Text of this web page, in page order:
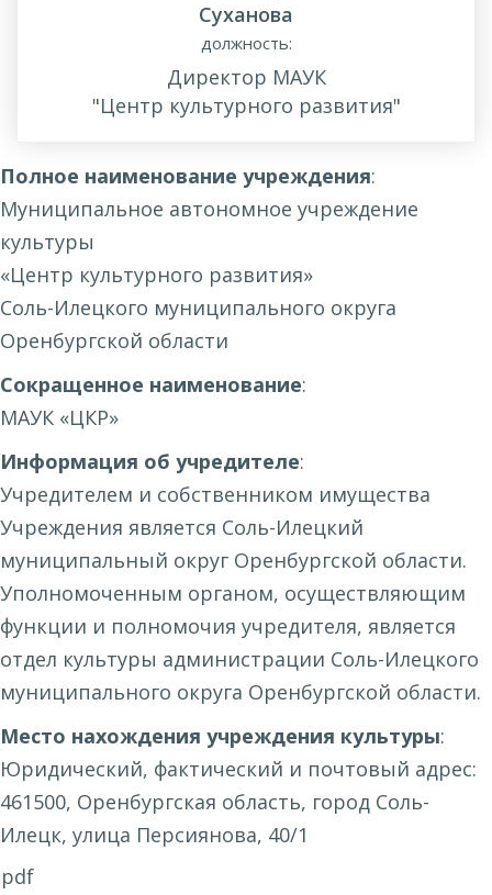
Суханова
должность:
Директор МАУК
"Центр культурного развития"
Полное наименование учреждения:
Муниципальное автономное учреждение
культуры
«Центр культурного развития»
Соль-Илецкого муниципального округа
Оренбургской области
Сокращенное наименование:
МАУК «ЦКР»
Информация об учредителе:
Учредителем и собственником имущества
Учреждения является Соль-Илецкий
муниципальный округ Оренбургской области.
Уполномоченным органом, осуществляющим
функции и полномочия учредителя, является
отдел культуры администрации Соль-Илецкого
муниципального округа Оренбургской области.
Место нахождения учреждения культуры:
Юридический, фактический и почтовый адрес:
461500, Оренбургская область, город Соль-
Илецк, улица Персиянова, 40/1
pdf